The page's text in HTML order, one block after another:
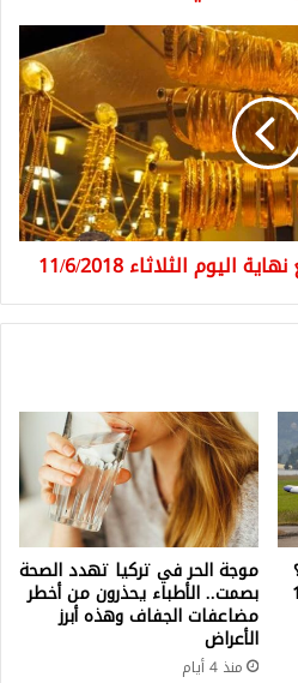
الثلاثاء 11/6/2018
بـ 10
موجة الحر في تركيا تهدد الصحة
بصمت.. الأطباء يحذرون من أخطر
مضاعفات الجفاف وهذه أبرز
الأعراض
منذ 4 أيام